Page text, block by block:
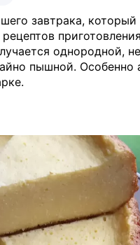
завтрака,
однородной,
пышной. Особенно